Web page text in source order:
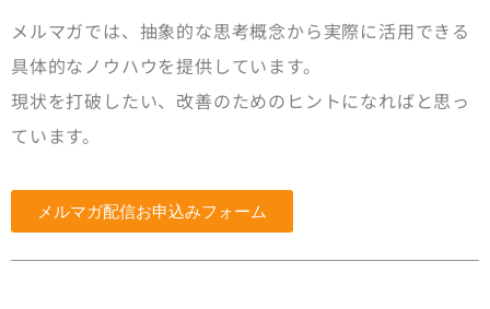
メルマガでは、抽象的な思考概念から実際に活用できる
具体的なノウハウを提供しています。
現状を打破したい、改善のためのヒントになればと思っ
ています。
メルマガ配信お申込みフォーム